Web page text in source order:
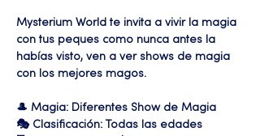
Mysterium World te invita a vivir la magia
con tus peques como nunca antes la
habías visto, ven a ver shows de magia
con los mejores magos.
🎩 Magia: Diferentes Show de Magia
🎭 Clasificación: Todas las edades